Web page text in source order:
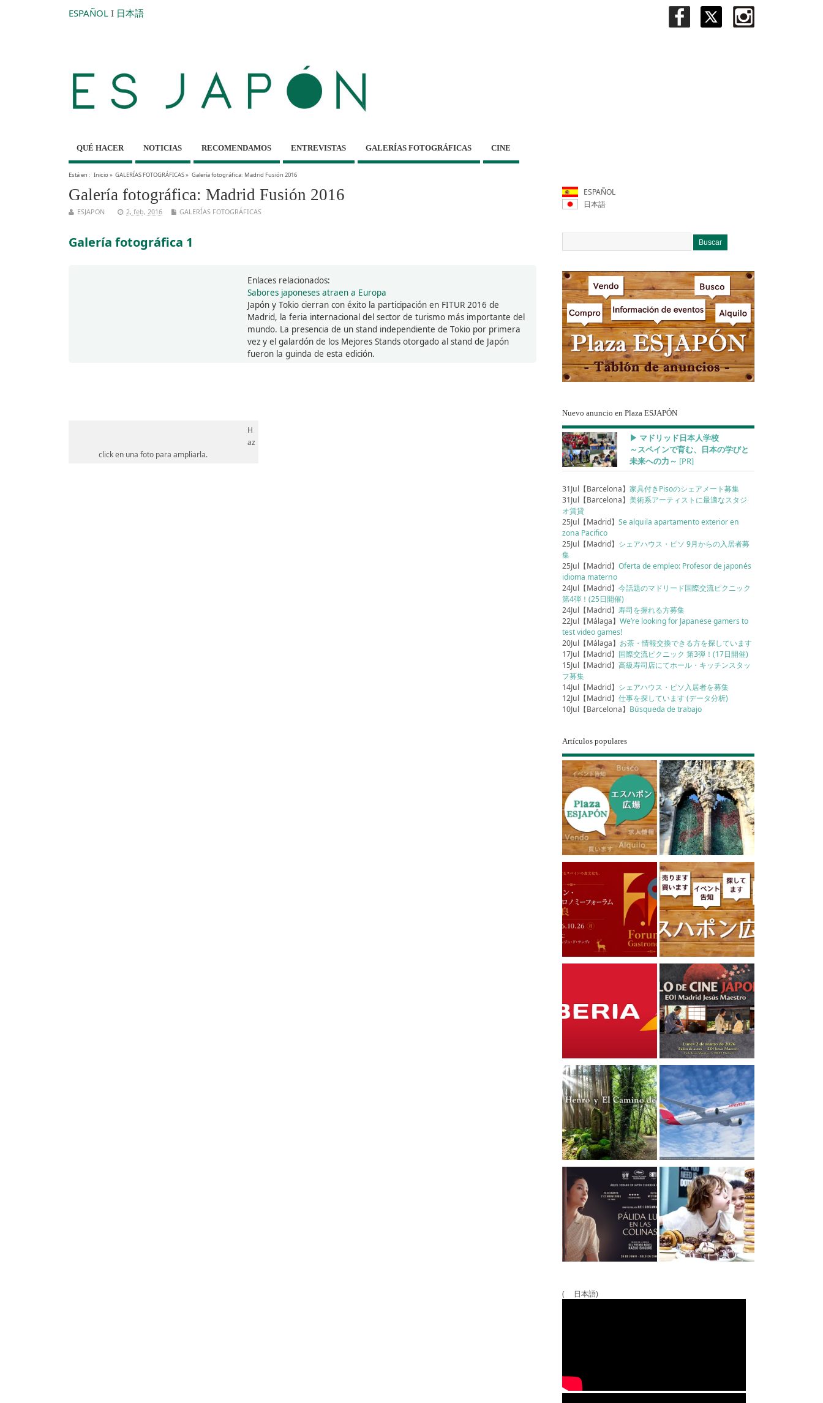
ESPAÑOL I 日本語
QUÉ HACER NOTICIAS RECOMENDAMOS ENTREVISTAS GALERÍAS FOTOGRÁFICAS CINE
Está en : Inicio» GALERÍAS FOTOGRÁFICAS» Galería fotográfica: Madrid Fusión 2016
Galería fotográfica: Madrid Fusión 2016
ESJAPON 2, feb, 2016 GALERÍAS FOTOGRÁFICAS
Galería fotográfica 1
Enlaces relacionados:
Sabores japoneses atraen a Europa
Japón y Tokio cierran con éxito la participación en FITUR 2016 de
Madrid, la feria internacional del sector de turismo más importante del
mundo. La presencia de un stand independiente de Tokio por primera
vez y el galardón de los Mejores Stands otorgado al stand de Japón
fueron la guinda de esta edición.
H
az
click en una foto para ampliarla.
ESPAÑOL
日本語
Nuevo anuncio en Plaza ESJAPÓN
▶︎ マドリッド日本人学校
～スペインで育む、日本の学びと
未来への力～ [PR]
31Jul【Barcelona】家具付きPisoのシェアメート募集
31Jul【Barcelona】美術系アーティストに最適なスタジ
オ賃貸
25Jul【Madrid】Se alquila apartamento exterior en
zona Pacifico
25Jul【Madrid】 シェアハウス・ピソ 9月からの入居者募
集
25Jul【Madrid】Oferta de empleo: Profesor de japonés
idioma materno
24Jul【Madrid】今話題のマドリード国際交流ピクニック
第4弾！(25日開催)
24Jul【Madrid】寿司を握れる方募集
22Jul【Málaga】We’re looking for Japanese gamers to
test video games!
20Jul【Málaga】 お茶・情報交換できる方を探しています
17Jul【Madrid】 国際交流ピクニック 第3弾！(17日開催)
15Jul【Madrid】高級寿司店にてホール・キッチンスタッ
フ募集
14Jul【Madrid】 シェアハウス・ピソ入居者を募集
12Jul【Madrid】仕事を探しています (データ分析)
10Jul【Barcelona】 Búsqueda de trabajo
Artículos populares
( 日本語)